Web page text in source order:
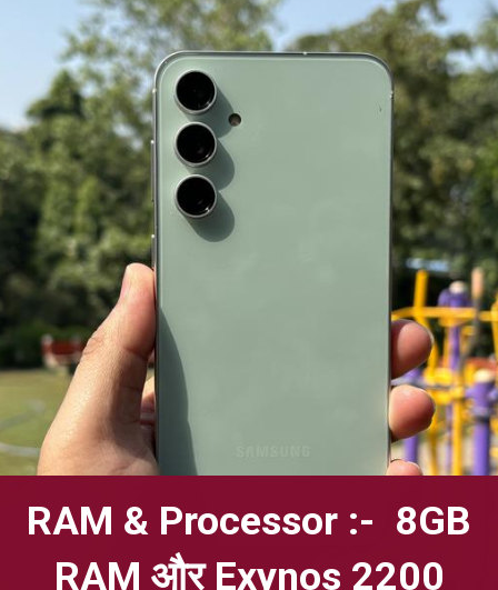
RAM & Processor :- 8GB
RAM और Exynos 2200